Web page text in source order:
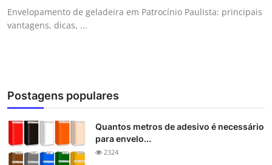
Envelopamento de geladeira em Patrocínio Paulista: principais
vantagens, dicas, ...
Postagens populares
Quantos metros de adesivo é necessário
para envelo...
2324